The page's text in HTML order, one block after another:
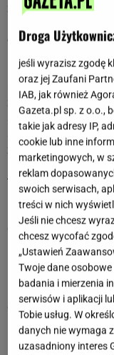
zarozumiałej,
oparciem dla
(czasami ta "aż do
Osoby spod tego
zaangażowane,
szczególnie, jeśli
się być
zwięzłych
połowa Barana
temperamentna, by
przychodzi mi
relacjach, a zdrada
definitywnie kończy
Barany są
ludzi. Często mówią
ich opinia na dany
dyskusji. Ich
nudzić, dlatego też
nieustannie szukają
Droga
jeśli wyrazisz zgodę
oraz jej Zaufani
IAB, jak również
Gazeta.pl sp. z o.o.,
takie jak adresy IP,
cookie lub inne
marketingowych, w
reklam
swoich serwisach,
treści w nich
Jeśli nie chcesz
chcesz wycofać
„Ustawień
Twoje dane
badania i mierzenia
serwisów i aplikacji
Tobie usług. W
danych nie wymaga
uzasadniony interes